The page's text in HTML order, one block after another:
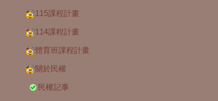
115課程計畫
114課程計畫
體育班課程計畫
關於民權
民權記事